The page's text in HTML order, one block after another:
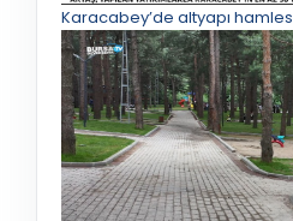
Karacabey’de altyapı